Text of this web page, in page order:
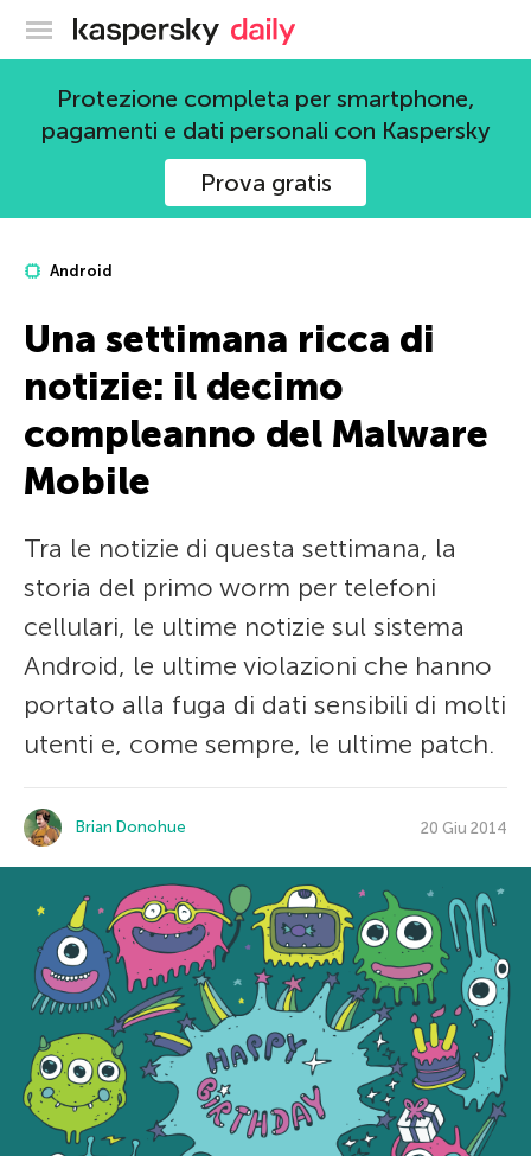
Blog ufficiale di Kaspersky
Protezione completa per smartphone,
pagamenti e dati personali con Kaspersky
Prova gratis
Android
Una settimana ricca di
notizie: il decimo
compleanno del Malware
Mobile
Tra le notizie di questa settimana, la
storia del primo worm per telefoni
cellulari, le ultime notizie sul sistema
Android, le ultime violazioni che hanno
portato alla fuga di dati sensibili di molti
utenti e, come sempre, le ultime patch.
Brian Donohue 20 Giu 2014